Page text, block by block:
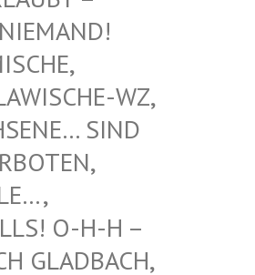
MUSLIM
WZ, ERWACH
HIER V
SCHWUL
H – BERGIS
EBENFA